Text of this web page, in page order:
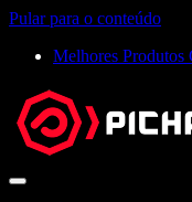
Pular para o conteúdo
Melhores Produtos
Abrir